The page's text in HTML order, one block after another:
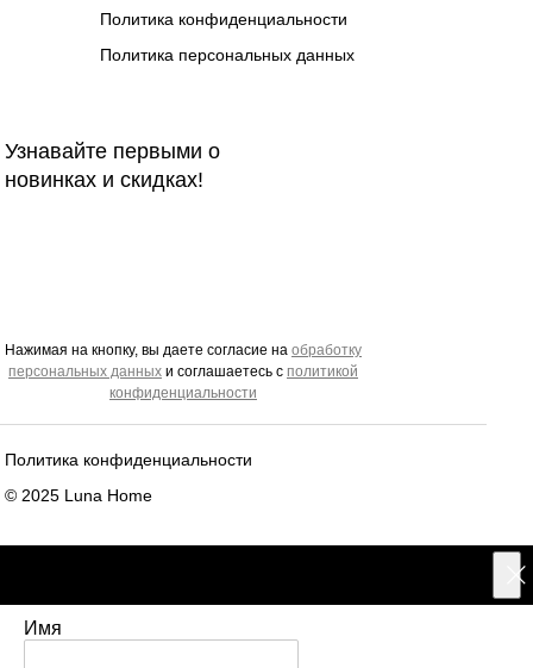
Политика персональных данных
Политика конфиденциальности
© 2025 Luna Home
Политика конфиденциальности
Узнавайте первыми о
новинках и скидках!
Нажимая на кнопку, вы даете согласие на обработку
персональных данных и соглашаетесь c политикой
конфиденциальности
Имя